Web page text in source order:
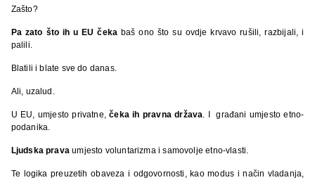
Zašto?
Pa zato što ih u EU čeka baš ono što su ovdje krvavo rušili, razbijali, i
palili.
Blatili i blate sve do danas.
Ali, uzalud.
U EU, umjesto privatne,čeka ih pravna država . I građani umjesto etno-
podanika.
Ljudska prava umjesto voluntarizma i samovolje etno-vlasti.
Te logika preuzetih obaveza i odgovornosti, kao modus i način vladanja,